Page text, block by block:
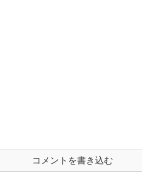
コメントを書き込む